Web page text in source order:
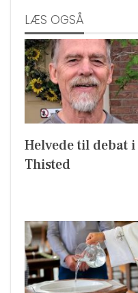
LÆS OGSÅ
Helvede til debat i
Thisted